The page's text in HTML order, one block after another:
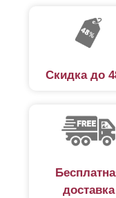
Скидка до
доставка